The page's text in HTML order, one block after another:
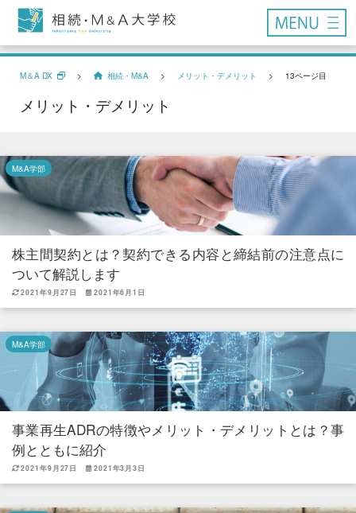
M＆A DX > 相続・M&A > メリット・デメリット > 13ページ目
メリット・デメリット
M&A学部
株主間契約とは？契約できる内容と締結前の注意点に
ついて解説します
2021年9月27日 2021年6月1日
M&A学部
事業再生ADRの特徴やメリット・デメリットとは？事
例とともに紹介
2021年9月27日 2021年3月3日